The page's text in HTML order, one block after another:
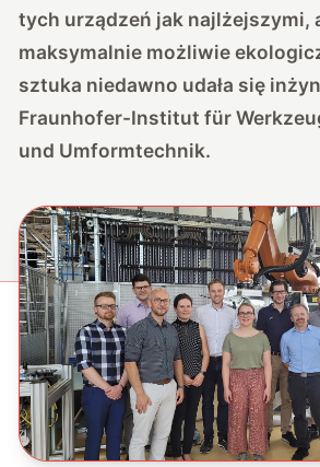
tych urządzeń jak najlżejszymi,
maksymalnie możliwie
sztuka niedawno udała się
Fraunhofer-Institut für
und Umformtechnik.